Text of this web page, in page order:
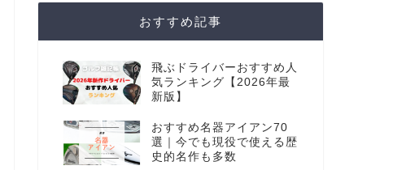
おすすめ記事
飛ぶドライバーおすすめ人
気ランキング【2026年最
新版】
おすすめ名器アイアン70
選｜今でも現役で使える歴
史的名作も多数